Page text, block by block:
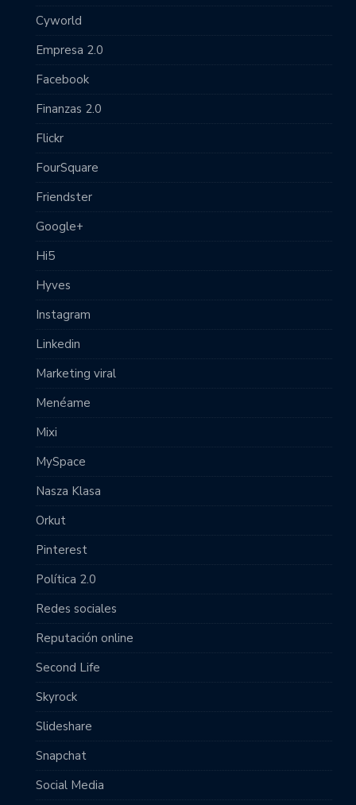
Cyworld
Empresa 2.0
Facebook
Finanzas 2.0
Flickr
FourSquare
Friendster
Google+
Hi5
Hyves
Instagram
Linkedin
Marketing viral
Menéame
Mixi
MySpace
Nasza Klasa
Orkut
Pinterest
Política 2.0
Redes sociales
Reputación online
Second Life
Skyrock
Slideshare
Snapchat
Social Media